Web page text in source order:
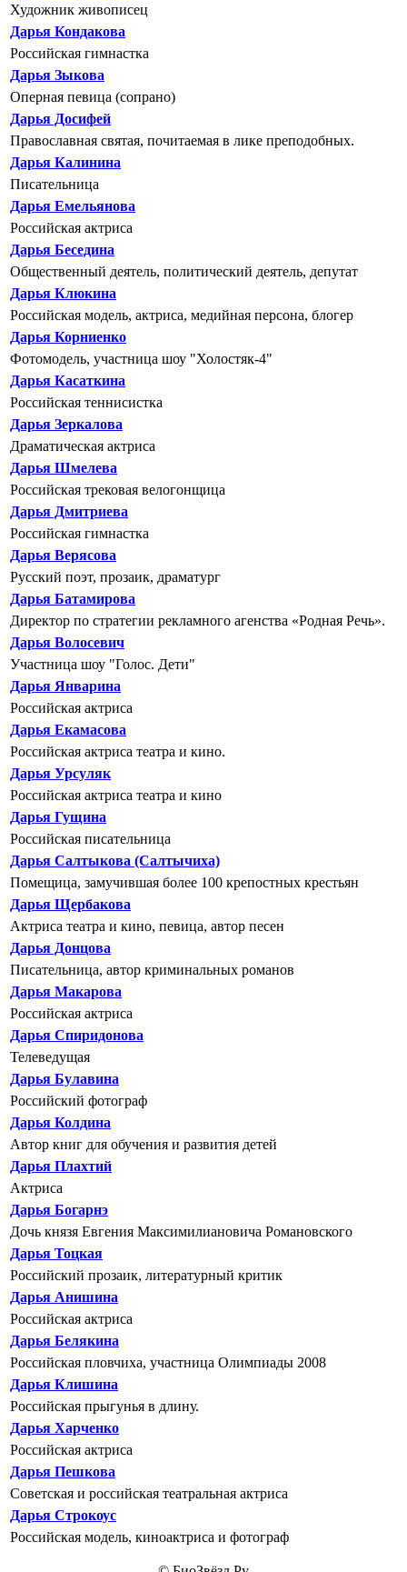
Художник живописец
Дарья Кондакова
Российская гимнастка
Дарья Зыкова
Оперная певица (сопрано)
Дарья Досифей
Православная святая, почитаемая в лике преподобных.
Дарья Калинина
Писательница
Дарья Емельянова
Российская актриса
Дарья Беседина
Общественный деятель, политический деятель, депутат
Дарья Клюкина
Российская модель, актриса, медийная персона, блогер
Дарья Корниенко
Фотомодель, участница шоу "Холостяк-4"
Дарья Касаткина
Российская теннисистка
Дарья Зеркалова
Драматическая актриса
Дарья Шмелева
Российская трековая велогонщица
Дарья Дмитриева
Российская гимнастка
Дарья Верясова
Русский поэт, прозаик, драматург
Дарья Батамирова
Директор по стратегии рекламного агенства «Родная Речь».
Дарья Волосевич
Участница шоу "Голос. Дети"
Дарья Январина
Российская актриса
Дарья Екамасова
Российская актриса театра и кино.
Дарья Урсуляк
Российская актриса театра и кино
Дарья Гущина
Российская писательница
Дарья Салтыкова (Салтычиха)
Помещица, замучившая более 100 крепостных крестьян
Дарья Щербакова
Актриса театра и кино, певица, автор песен
Дарья Донцова
Писательница, автор криминальных романов
Дарья Макарова
Российская актриса
Дарья Спиридонова
Телеведущая
Дарья Булавина
Российский фотограф
Дарья Колдина
Автор книг для обучения и развития детей
Дарья Плахтий
Актриса
Дарья Богарнэ
Дочь князя Евгения Максимилиановича Романовского
Дарья Тоцкая
Российский прозаик, литературный критик
Дарья Анишина
Российская актриса
Дарья Белякина
Российская пловчиха, участница Олимпиады 2008
Дарья Клишина
Российская прыгунья в длину.
Дарья Харченко
Российская актриса
Дарья Пешкова
Советская и российская театральная актриса
Дарья Строкоус
Российская модель, киноактриса и фотограф